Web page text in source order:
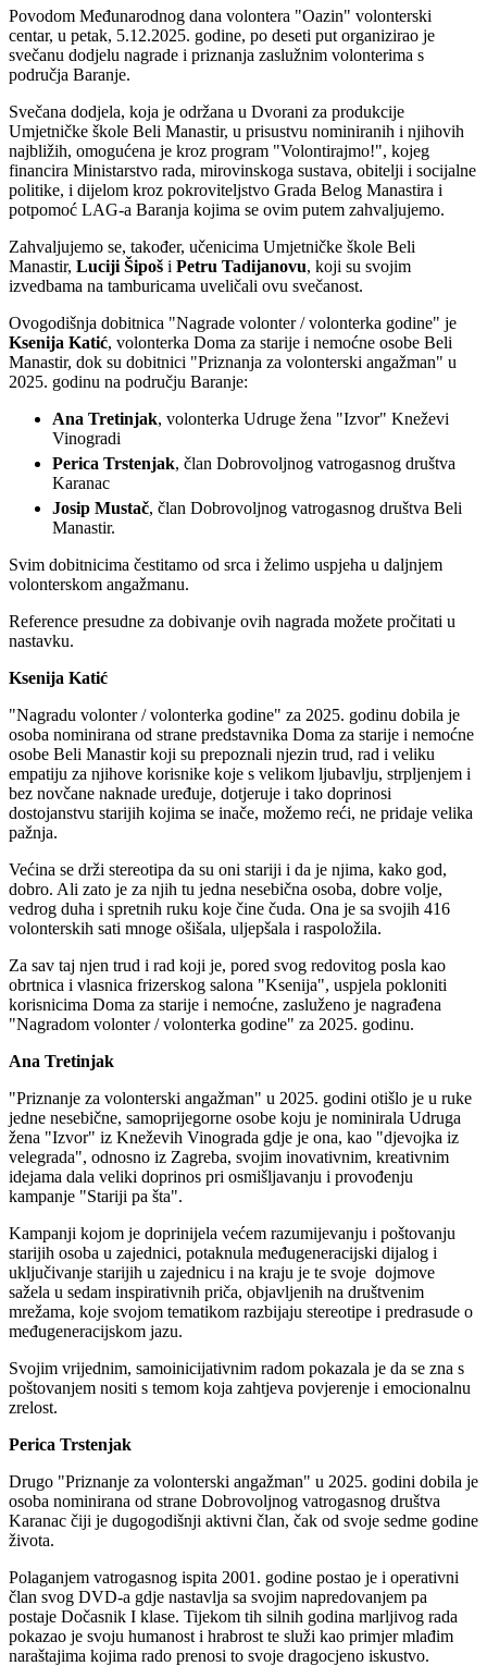
Povodom Međunarodnog dana volontera "Oazin" volonterski
centar, u petak, 5.12.2025. godine, po deseti put organizirao je
svečanu dodjelu nagrade i priznanja zaslužnim volonterima s
područja Baranje.
Svečana dodjela, koja je održana u Dvorani za produkcije
Umjetničke škole Beli Manastir, u prisustvu nominiranih i njihovih
najbližih, omogućena je kroz program "Volontirajmo!", kojeg
financira Ministarstvo rada, mirovinskoga sustava, obitelji i socijalne
politike, i dijelom kroz pokroviteljstvo Grada Belog Manastira i
potpomoć LAG-a Baranja kojima se ovim putem zahvaljujemo.
Zahvaljujemo se, također, učenicima Umjetničke škole Beli
Manastir, Luciji Šipoš i Petru Tadijanovu, koji su svojim
izvedbama na tamburicama uveličali ovu svečanost.
Ovogodišnja dobitnica "Nagrade volonter / volonterka godine" je
Ksenija Katić, volonterka Doma za starije i nemoćne osobe Beli
Manastir, dok su dobitnici "Priznanja za volonterski angažman" u
2025. godinu na području Baranje:
Ana Tretinjak, volonterka Udruge žena "Izvor" Kneževi
Vinogradi
Perica Trstenjak, član Dobrovoljnog vatrogasnog društva
Karanac
Josip Mustač, član Dobrovoljnog vatrogasnog društva Beli
Manastir.
Svim dobitnicima čestitamo od srca i želimo uspjeha u daljnjem
volonterskom angažmanu.
Reference presudne za dobivanje ovih nagrada možete pročitati u
nastavku.
Ksenija Katić
"Nagradu volonter / volonterka godine" za 2025. godinu dobila je
osoba nominirana od strane predstavnika Doma za starije i nemoćne
osobe Beli Manastir koji su prepoznali njezin trud, rad i veliku
empatiju za njihove korisnike koje s velikom ljubavlju, strpljenjem i
bez novčane naknade uređuje, dotjeruje i tako doprinosi
dostojanstvu starijih kojima se inače, možemo reći, ne pridaje velika
pažnja.
Većina se drži stereotipa da su oni stariji i da je njima, kako god,
dobro. Ali zato je za njih tu jedna nesebična osoba, dobre volje,
vedrog duha i spretnih ruku koje čine čuda. Ona je sa svojih 416
volonterskih sati mnoge ošišala, uljepšala i raspoložila.
Za sav taj njen trud i rad koji je, pored svog redovitog posla kao
obrtnica i vlasnica frizerskog salona "Ksenija", uspjela pokloniti
korisnicima Doma za starije i nemoćne, zasluženo je nagrađena
"Nagradom volonter / volonterka godine" za 2025. godinu.
Ana Tretinjak
"Priznanje za volonterski angažman" u 2025. godini otišlo je u ruke
jedne nesebične, samoprijegorne osobe koju je nominirala Udruga
žena "Izvor" iz Kneževih Vinograda gdje je ona, kao "djevojka iz
velegrada", odnosno iz Zagreba, svojim inovativnim, kreativnim
idejama dala veliki doprinos pri osmišljavanju i provođenju
kampanje "Stariji pa šta".
Kampanji kojom je doprinijela većem razumijevanju i poštovanju
starijih osoba u zajednici, potaknula međugeneracijski dijalog i
uključivanje starijih u zajednicu i na kraju je te svoje dojmove
sažela u sedam inspirativnih priča, objavljenih na društvenim
mrežama, koje svojom tematikom razbijaju stereotipe i predrasude o
međugeneracijskom jazu.
Svojim vrijednim, samoinicijativnim radom pokazala je da se zna s
poštovanjem nositi s temom koja zahtjeva povjerenje i emocionalnu
zrelost.
Perica Trstenjak
Drugo "Priznanje za volonterski angažman" u 2025. godini dobila je
osoba nominirana od strane Dobrovoljnog vatrogasnog društva
Karanac čiji je dugogodišnji aktivni član, čak od svoje sedme godine
života.
Polaganjem vatrogasnog ispita 2001. godine postao je i operativni
član svog DVD-a gdje nastavlja sa svojim napredovanjem pa
postaje Dočasnik I klase. Tijekom tih silnih godina marljivog rada
pokazao je svoju humanost i hrabrost te služi kao primjer mlađim
naraštajima kojima rado prenosi to svoje dragocjeno iskustvo.